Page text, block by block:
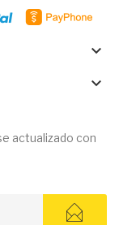
keyboard_arrow_down
keyboard_arrow_down
actualizado con